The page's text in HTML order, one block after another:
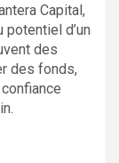
Capital,
d’un
des
des fonds,